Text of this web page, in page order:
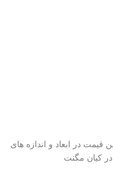
قیمت در ابعاد و اندازه های
کیان مگنت